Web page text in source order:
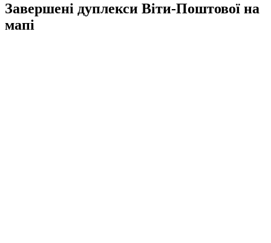
Завершені дуплекси Віти-Поштової на
мапі